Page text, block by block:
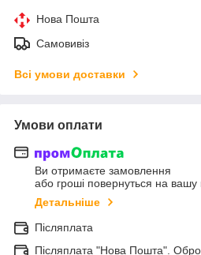
Нова Пошта
Самовивіз
Всі умови доставки
Умови оплати
Ви отримаєте замовлення
або гроші повернуться на вашу
Детальніше
Післяплата
Післяплата "Нова Пошта".